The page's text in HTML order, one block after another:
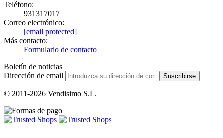
Teléfono:
931317017
Correo electrónico:
[email protected]
Más contacto:
Formulario de contacto
Boletín de noticias
Dirección de email
Suscribirse
© 2011-2026 Vendisimo S.L.